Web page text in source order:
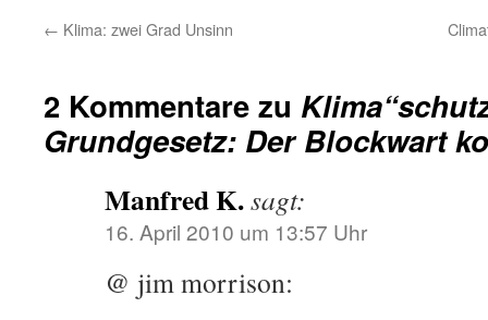
← Klima: zwei Grad Unsinn
2 Kommentare zu
Grundgesetz: Der Blockwart
Manfred K.sagt:
16. April 2010 um 13:57 Uhr
@ jim morrison: